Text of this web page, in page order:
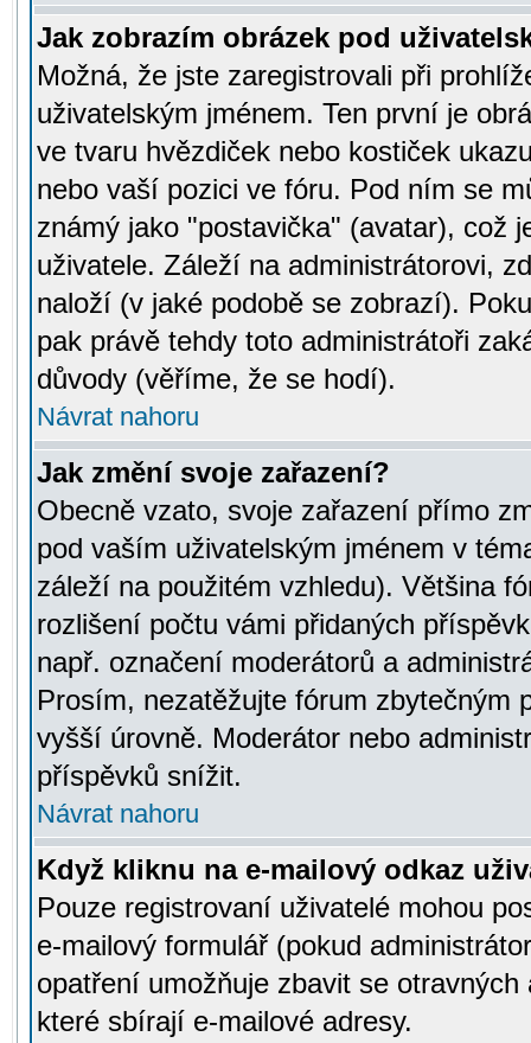
Jak zobrazím obrázek pod
Možná, že jste zaregistrovali při
uživatelským jménem. Ten první je
ve tvaru hvězdiček nebo kostiček
nebo vaší pozici ve fóru. Pod ním se
známý jako "postavička" (avatar), což
uživatele. Záleží na administrátorovi,
naloží (v jaké podobě se zobrazí).
pak právě tehdy toto administrátoři
důvody (věříme, že se hodí).
Návrat nahoru
Jak změní svoje zařazení?
Obecně vzato, svoje zařazení přímo
pod vaším uživatelským jménem v
záleží na použitém vzhledu). Většina
rozlišení počtu vámi přidaných
např. označení moderátorů a
Prosím, nezatěžujte fórum zbytečným
vyšší úrovně. Moderátor nebo
příspěvků snížit.
Návrat nahoru
Když kliknu na e-mailový odkaz
Pouze registrovaní uživatelé mohou
e-mailový formulář (pokud
opatření umožňuje zbavit se
které sbírají e-mailové adresy.